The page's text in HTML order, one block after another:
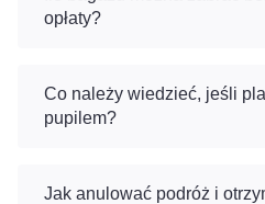
opłaty?
Co należy wiedzieć, jeśli
pupilem?
Jak anulować podróż i